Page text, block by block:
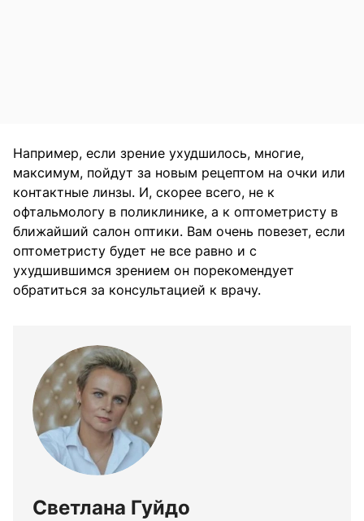
Например, если зрение ухудшилось, многие,
максимум, пойдут за новым рецептом на очки или
контактные линзы. И, скорее всего, не к
офтальмологу в поликлинике, а к оптометристу в
ближайший салон оптики. Вам очень повезет, если
оптометристу будет не все равно и с
ухудшившимся зрением он порекомендует
обратиться за консультацией к врачу.
Светлана Гуйдо